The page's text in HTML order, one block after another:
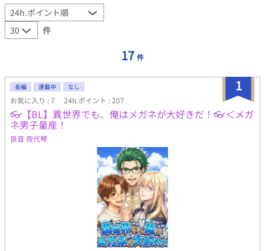
件
17 件
1
長編 連載中 なし
お気に入り : 7 24h.ポイント : 207
👓【BL】異世界でも、俺はメガネが大好きだ！👓＜メガ
ネ男子量産！
良音 夜代琴